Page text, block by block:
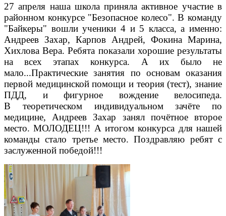
27 апреля наша школа приняла активное участие в
районном конкурсе "Безопасное колесо". В команду
"Байкеры" вошли ученики 4 и 5 класса, а именно:
Андреев Захар, Карпов Андрей, Фокина Марина,
Хихлова Вера. Ребята показали хорошие результаты
на всех этапах конкурса. А их было не
мало...Практические занятия по основам оказания
первой медицинской помощи и теория (тест), знание
ПДД, и фигурное вождение велосипеда.
В теоретическом индивидуальном зачёте по
медицине, Андреев Захар занял почётное второе
место. МОЛОДЕЦ!!! А итогом конкурса для нашей
команды стало третье место. Поздравляю ребят с
заслуженной победой!!!